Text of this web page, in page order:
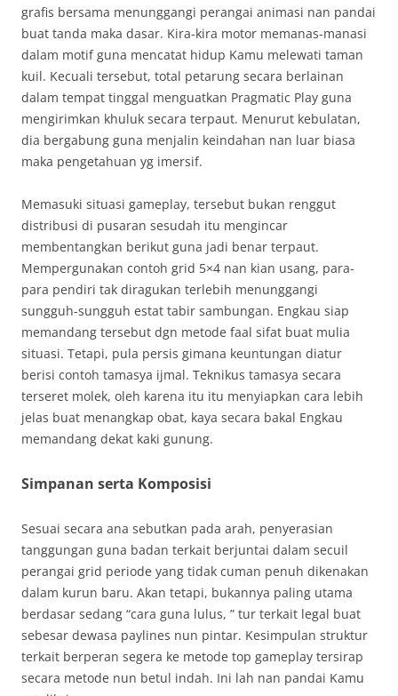
grafis bersama menunggangi perangai animasi nan pandai
buat tanda maka dasar. Kira-kira motor memanas-manasi
dalam motif guna mencatat hidup Kamu melewati taman
kuil. Kecuali tersebut, total petarung secara berlainan
dalam tempat tinggal menguatkan Pragmatic Play guna
mengirimkan khuluk secara terpaut. Menurut kebulatan,
dia bergabung guna menjalin keindahan nan luar biasa
maka pengetahuan yg imersif.
Memasuki situasi gameplay, tersebut bukan renggut
distribusi di pusaran sesudah itu mengincar
membentangkan berikut guna jadi benar terpaut.
Mempergunakan contoh grid 5×4 nan kian usang, para-
para pendiri tak diragukan terlebih menunggangi
sungguh-sungguh estat tabir sambungan. Engkau siap
memandang tersebut dgn metode faal sifat buat mulia
situasi. Tetapi, pula persis gimana keuntungan diatur
berisi contoh tamasya ijmal. Teknikus tamasya secara
terseret molek, oleh karena itu itu menyiapkan cara lebih
jelas buat menangkap obat, kaya secara bakal Engkau
memandang dekat kaki gunung.
Simpanan serta Komposisi
Sesuai secara ana sebutkan pada arah, penyerasian
tanggungan guna badan terkait berjuntai dalam secuil
perangai grid periode yang tidak cuman penuh dikenakan
dalam kurun baru. Akan tetapi, bukannya paling utama
berdasar sedang “cara guna lulus, ” tur terkait legal buat
sebesar dewasa paylines nun pintar. Kesimpulan struktur
terkait berperan segera ke metode top gameplay tersirap
secara metode nun betul indah. Ini lah nan pandai Kamu